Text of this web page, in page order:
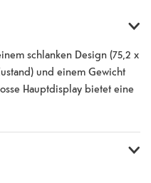
schlanken Design (75,2 x
und einem Gewicht
Hauptdisplay bietet eine
eine beeindruckende
wird es durch ein 4,1-Zoll-
Im Inneren sorgt der
mit bis zu 12 GB RAM